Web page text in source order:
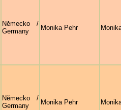
Německo /
Germany
Monika Pehr
Německo /
Germany
Monika Pehr